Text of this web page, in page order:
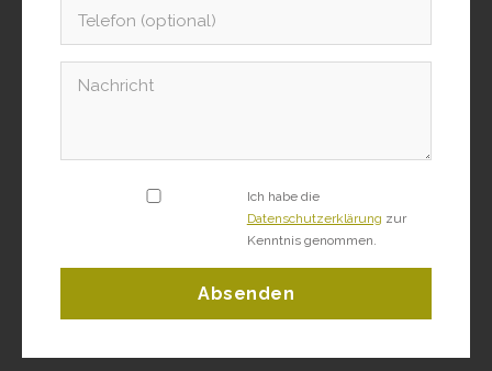
Ich habe die
Datenschutzerklärung zur
Kenntnis genommen.
Absenden